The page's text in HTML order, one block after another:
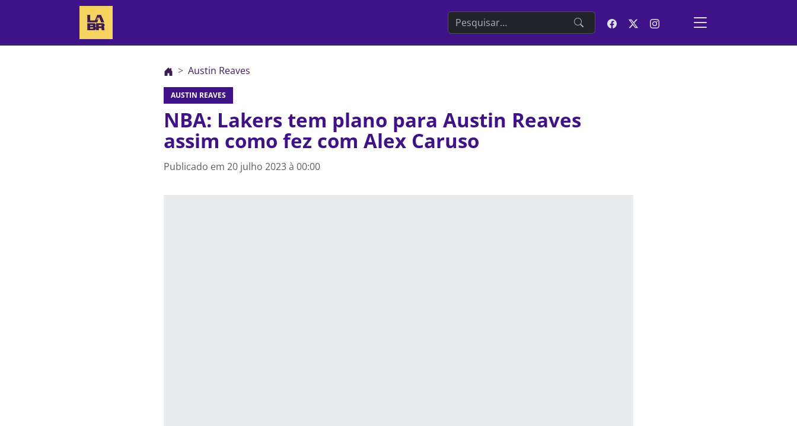
Search the website
Austin Reaves
AUSTIN REAVES
NBA: Lakers tem plano para Austin Reaves
assim como fez com Alex Caruso
Publicado em 20 julho 2023 à 00:00